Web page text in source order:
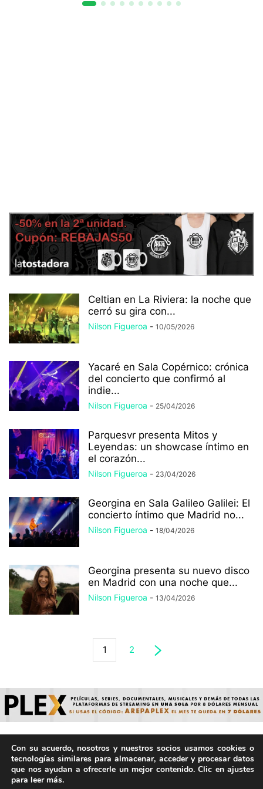
Celtian en La Riviera: la noche que
cerró su gira con...
Nilson Figueroa - 10/05/2026
Yacaré en Sala Copérnico: crónica
del concierto que confirmó al
indie...
Nilson Figueroa - 25/04/2026
Parquesvr presenta Mitos y
Leyendas: un showcase íntimo en
el corazón...
Nilson Figueroa - 23/04/2026
Georgina en Sala Galileo Galilei: El
concierto íntimo que Madrid no...
Nilson Figueroa - 18/04/2026
Georgina presenta su nuevo disco
en Madrid con una noche que...
Nilson Figueroa - 13/04/2026
1 2
© ArepaVolatil.Com 2021-2025 - Hecho por humanos, no por
IA. | Todos los derechos reservados.
Con su acuerdo, nosotros y nuestros socios usamos cookies o
tecnologías similares para almacenar, acceder y procesar datos
que nos ayudan a ofrecerle un mejor contenido. Clic en ajustes
para leer más.